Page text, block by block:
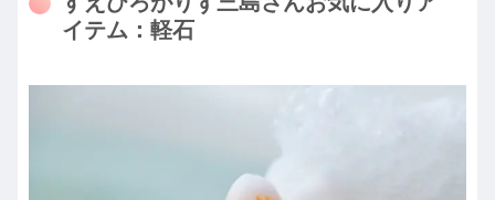
イテム：軽石